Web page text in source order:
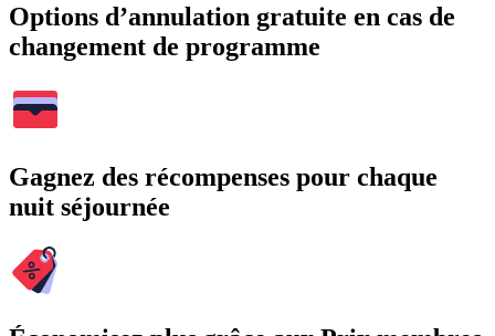
Options d’annulation gratuite en cas de
changement de programme
Gagnez des récompenses pour chaque
nuit séjournée